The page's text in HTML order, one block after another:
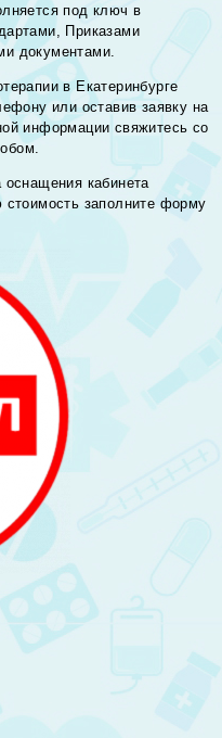
под ключ в
Приказами
документами.
в Екатеринбурге
или оставив заявку на
информации свяжитесь со
оснащения кабинета
заполните форму